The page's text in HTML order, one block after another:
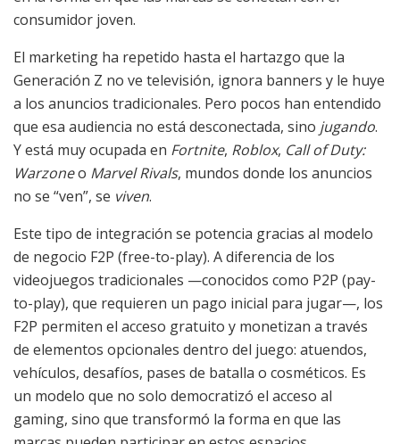
consumidor joven.
El marketing ha repetido hasta el hartazgo que la
Generación Z no ve televisión, ignora banners y le huye
a los anuncios tradicionales. Pero pocos han entendido
que esa audiencia no está desconectada, sino jugando.
Y está muy ocupada en Fortnite, Roblox, Call of Duty:
Warzoneo Marvel Rivals, mundos donde los anuncios
no se “ven”, se viven.
Este tipo de integración se potencia gracias al modelo
de negocio F2P (free-to-play). A diferencia de los
videojuegos tradicionales —conocidos como P2P (pay-
to-play), que requieren un pago inicial para jugar—, los
F2P permiten el acceso gratuito y monetizan a través
de elementos opcionales dentro del juego: atuendos,
vehículos, desafíos, pases de batalla o cosméticos. Es
un modelo que no solo democratizó el acceso al
gaming, sino que transformó la forma en que las